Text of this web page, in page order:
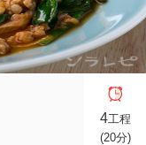
4工程
(20分)